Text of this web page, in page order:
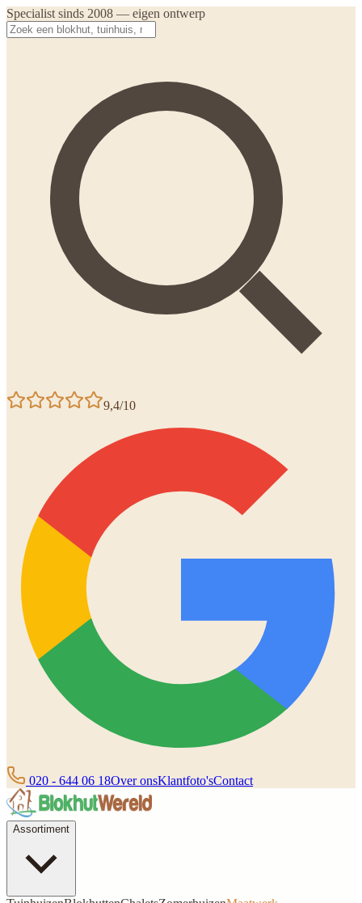
Specialist sinds 2008 — eigen ontwerp
9,4/10
020 - 644 06 18Over onsKlantfoto'sContact
Assortiment